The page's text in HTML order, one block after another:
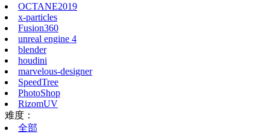
OCTANE2019
x-particles
Fusion360
unreal engine 4
blender
houdini
marvelous-designer
SpeedTree
PhotoShop
RizomUV
难度：
全部